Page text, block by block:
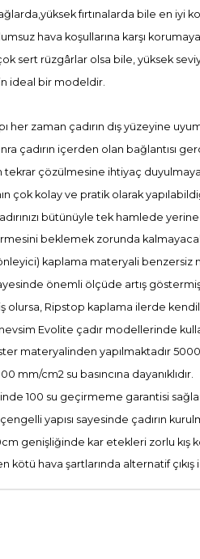
fırtınalarda bile en iyi
hava koşullarına karşı korumaya
sert rüzgârlar olsa bile, yüksek
ideal bir modeldir.
her zaman çadırın dış yüzeyine
çadırın içerden olan bağlantısı
tekrar çözülmesine ihtiyaç
çok kolay ve pratik olarak
bütünüyle tek hamlede yerine
beklemek zorunda
kaplama materyali benzersiz
sayesinde önemli ölçüde artış
Ripstop kaplama ilerde
Evolite çadır modellerinde
materyalinden yapılmaktadır 5000
mm/cm2 su basıncına dayanıklıdır.
100 su geçirmeme garantisi
yapısı sayesinde çadırın
genişliğinde kar etekleri zorlu kış
kötü hava şartlarında alternatif çıkış